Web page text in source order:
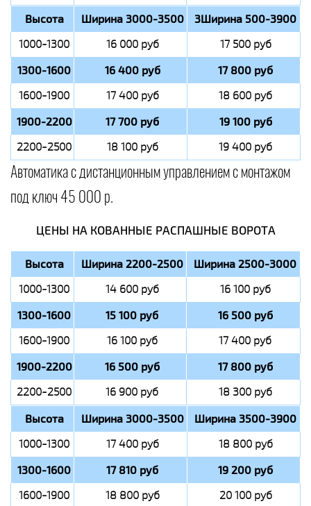
Высота Ширина 3000-3500 3Ширина 500-3900
1000-1300 16 000 руб 17 500 руб
1300-1600 16 400 руб 17 800 руб
1600-1900 17 400 руб 18 600 руб
1900-2200 17 700 руб 19 100 руб
2200-2500 18 100 руб 19 400 руб
Автоматика с дистанционным управлением с монтажом
под ключ 45 000 р.
ЦЕНЫ НА КОВАННЫЕ РАСПАШНЫЕ ВОРОТА
Высота Ширина 2200-2500 Ширина 2500-3000
1000-1300 14 600 руб 16 100 руб
1300-1600 15 100 руб 16 500 руб
1600-1900 16 100 руб 17 400 руб
1900-2200 16 500 руб 17 800 руб
2200-2500 16 900 руб 18 300 руб
Высота Ширина 3000-3500 Ширина 3500-3900
1000-1300 17 400 руб 18 800 руб
1300-1600 17 810 руб 19 200 руб
1600-1900 18 800 руб 20 100 руб